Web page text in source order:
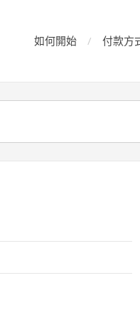
如何開始 付款方